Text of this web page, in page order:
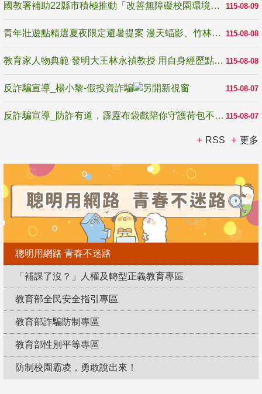
115-08-09
國教署補助22縣市積極推動「改善無障礙校園環境計畫」 打造友善、安全、無礙學習空間
115-08-08
青年壯遊點精選夏夜限定避暑提案 漫天蝠影、竹林尋蛙、茶香夜觀 邀青年暮色出發
115-08-08
教育家人物典範 發明大王林永禎教授 用自身經歷點亮學生的路
115-08-07
反詐騙宣導_楊小黎-假投資詐騙
115-08-07
反詐騙宣導_防詐有道，霹靂布袋戲陪你守護荷包不受騙
RSS 更多
聰明用網路 青春不迷路
「補課了沒？」人權及轉型正義教育專區
教育部全民安全指引專區
教育部詐騙防制專區
教育部性別平等專區
防制校園霸凌，勇敢說出來！